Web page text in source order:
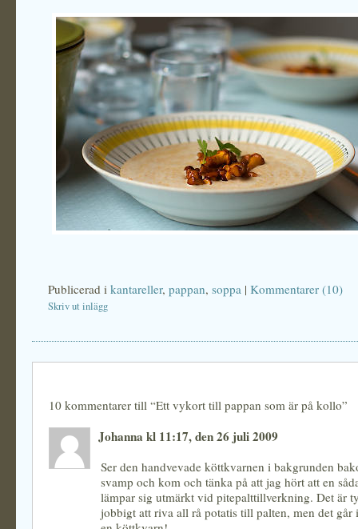
Publicerad i kantareller, pappan, soppa | Kommentarer (10)
Skriv ut inlägg
10 kommentarer till “Ett vykort till pappan som är på kollo”
Johanna kl 11:17, den 26 juli 2009
Ser den handvevade köttkvarnen i bakgrunden
svamp och kom och tänka på att jag hört att en
lämpar sig utmärkt vid pitepalttillverkning. Det är
jobbigt att riva all rå potatis till palten, men det går